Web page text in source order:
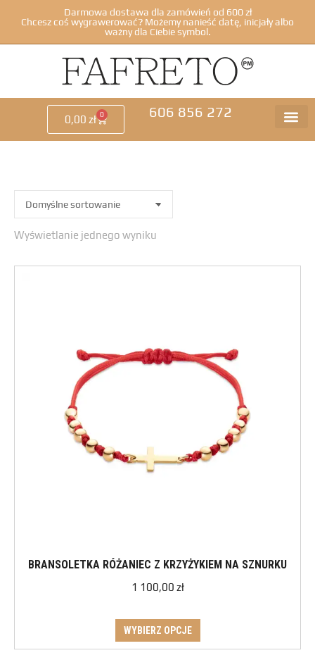
Darmowa dostawa dla zamówień od 600 zł
Chcesz coś wygrawerować? Możemy nanieść datę, inicjały albo
ważny dla Ciebie symbol.
0,00 zł 0 606 856 272
Wyświetlanie jednego wyniku
BRANSOLETKA RÓŻANIEC Z KRZYŻYKIEM NA SZNURKU
1 100,00 zł
WYBIERZ OPCJE